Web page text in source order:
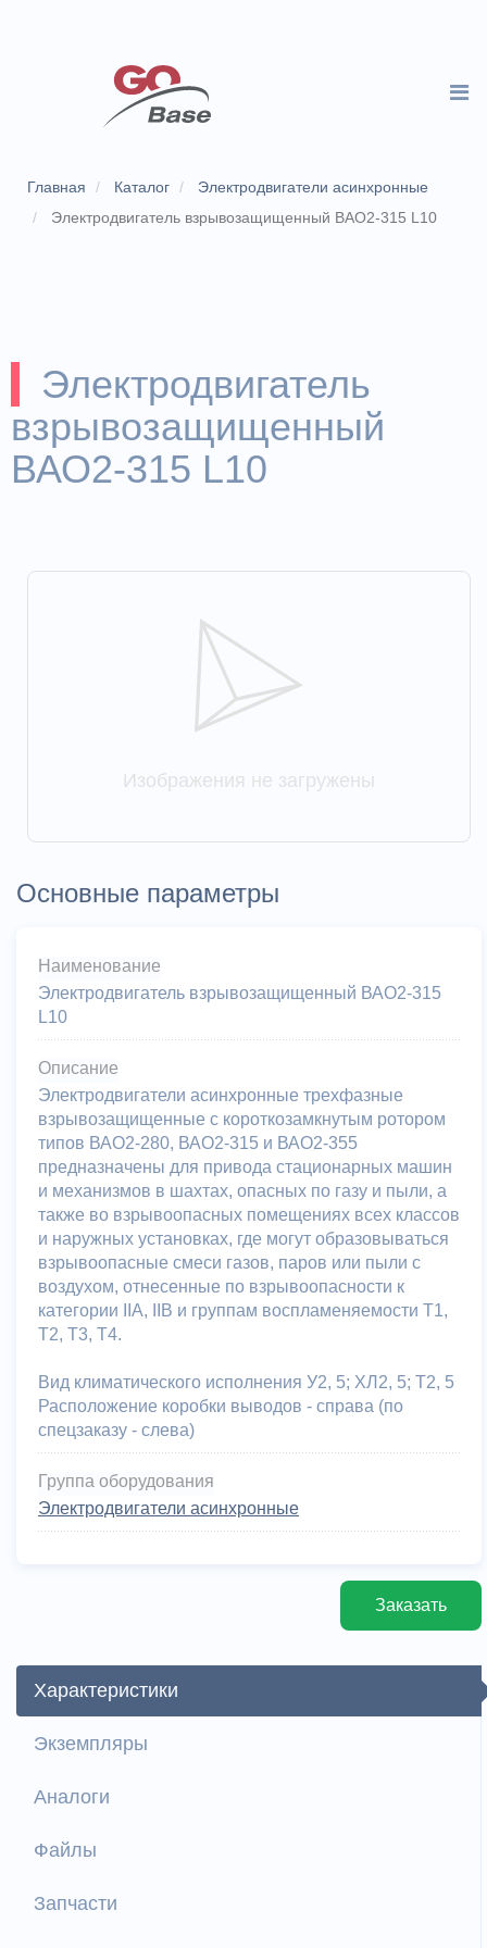
Главная Каталог
Электродвигатели асинхронные
Электродвигатель взрывозащищенный ВАО2-315 L10
Электродвигатель
взрывозащищенный
ВАО2-315 L10
Изображения не загружены
Основные параметры
Наименование
Электродвигатель взрывозащищенный ВАО2-315
L10
Описание
Электродвигатели асинхронные трехфазные
взрывозащищенные с короткозамкнутым ротором
типов ВАО2-280, ВАО2-315 и ВАО2-355
предназначены для привода стационарных машин
и механизмов в шахтах, опасных по газу и пыли, а
также во взрывоопасных помещениях всех классов
и наружных установках, где могут образовываться
взрывоопасные смеси газов, паров или пыли с
воздухом, отнесенные по взрывоопасности к
категории IIA, IIB и группам воспламеняемости Т1,
Т2, Т3, Т4.
Вид климатического исполнения У2, 5; ХЛ2, 5; Т2, 5
Расположение коробки выводов - справа (по
спецзаказу - слева)
Группа оборудования
Электродвигатели асинхронные
Заказать
Характеристики
Экземпляры
Аналоги
Файлы
Запчасти